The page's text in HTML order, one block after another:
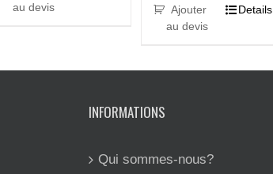
au devis
Ajouter
au devis
Details
INFORMATIONS
Qui sommes-nous?